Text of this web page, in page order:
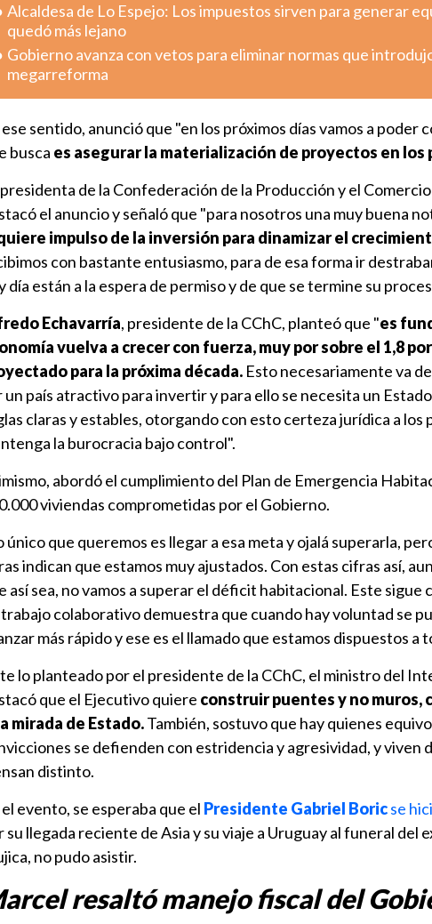
Alcaldesa de Lo Espejo: Los impuestos sirven para generar
quedó más lejano
Gobierno avanza con vetos para eliminar normas que
megarreforma
ese sentido, anunció que "en los próximos días vamos a poder
busca es asegurar la materialización de proyectos en los
de la Confederación de la Producción y el Comercio
el anuncio y señaló que "para nosotros una muy buena
impulso de la inversión para dinamizar el
con bastante entusiasmo, para de esa forma ir
día están a la espera de permiso y de que se termine su
Echavarría, presidente de la CChC, planteó que "es
vuelva a crecer con fuerza, muy por sobre el 1,8
para la próxima década. Esto necesariamente va
un país atractivo para invertir y para ello se necesita un
claras y estables, otorgando con esto certeza jurídica a los
la burocracia bajo control".
abordó el cumplimiento del Plan de Emergencia
viviendas comprometidas por el Gobierno.
único que queremos es llegar a esa meta y ojalá superarla,
indican que estamos muy ajustados. Con estas cifras así,
así sea, no vamos a superar el déficit habitacional. Este sigue
colaborativo demuestra que cuando hay voluntad se
más rápido y ese es el llamado que estamos dispuestos a
lo planteado por el presidente de la CChC, el ministro del
que el Ejecutivo quiere construir puentes y no muros,
mirada de Estado.También, sostuvo que hay quienes
se defienden con estridencia y agresividad, y viven
distinto.
el evento, se esperaba que el Presidente Gabriel Boricse
su llegada reciente de Asia y su viaje a Uruguay al funeral del
no pudo asistir.
resaltó manejo fiscal del